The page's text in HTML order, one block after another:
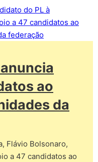
ao
da
Flávio Bolsonaro,
a 47 candidatos ao